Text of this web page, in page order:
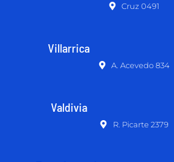
Cruz 0491
Villarrica
A. Acevedo 834
Valdivia
R. Picarte 2379